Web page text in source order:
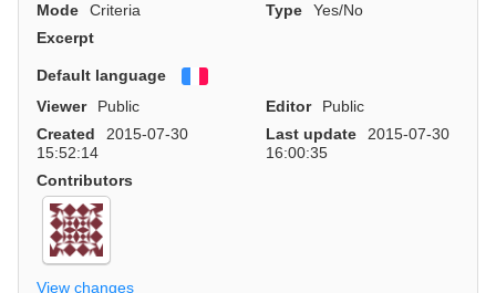
Mode Criteria Type
Yes/No
Excerpt
Default language
Viewer
Public Editor
Public
Created
2015-07-30
15:52:14
Last update
2015-07-30
16:00:35
Contributors
View changes